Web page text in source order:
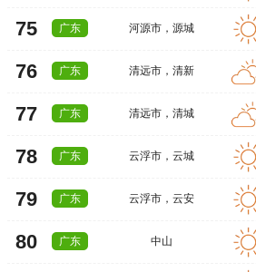
75 广东 河源市 ，源城
76 广东 清远市 ，清新
77 广东 清远市 ，清城
78 广东 云浮市 ，云城
79 广东 云浮市 ，云安
80 广东 中山